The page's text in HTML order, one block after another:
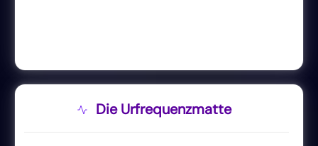
Die Urfrequenzmatte